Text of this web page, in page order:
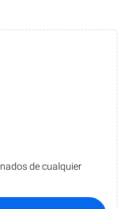
de cualquier